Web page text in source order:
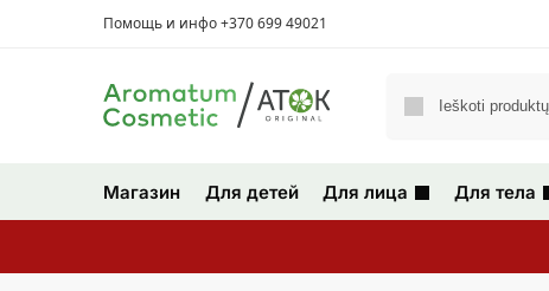
Помощь и инфо +370 699 49021
Магазин Для детей Для лица Для тела